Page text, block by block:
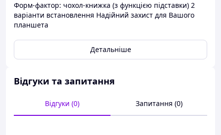
Форм-фактор: чохол-книжка (з функцією підставки) 2
варіанти встановлення Надійний захист для Вашого
планшета
Детальніше
Відгуки та запитання
Відгуки (0) Запитання (0)